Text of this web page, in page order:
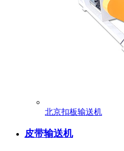
北京扣板输送机
皮带输送机